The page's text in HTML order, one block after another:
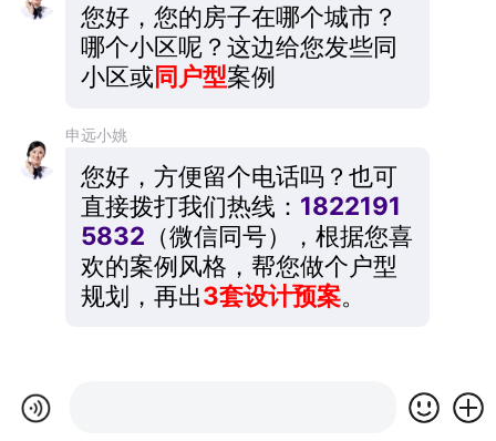
您好，您的房子在哪个城市？
哪个小区呢？这边给您发些同
小区或同户型案例
申远小姚
您好，方便留个电话吗？也可
直接拨打我们热线： 1822191
5832 （微信同号），根据您喜
欢的案例风格，帮您做个户型
规划，再出3套设计预案。